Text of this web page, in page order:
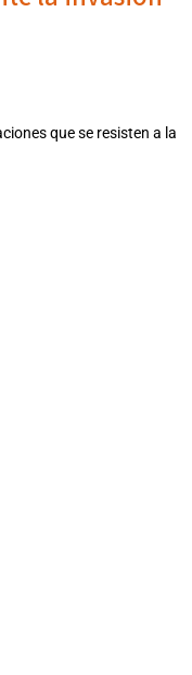
que se resisten a la